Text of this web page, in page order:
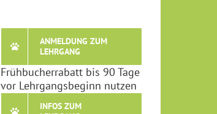
ANMELDUNG ZUM
LEHRGANG
Frühbucherrabatt bis 90 Tage
vor Lehrgangsbeginn nutzen
INFOS ZUM